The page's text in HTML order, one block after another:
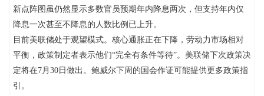
新点阵图虽仍然显示多数官员预期年内降息两次，但支持年内仅
降息一次甚至不降息的人数比例已上升。
目前美联储处于观望模式。核心通胀正在下降，劳动力市场相对
平衡，政策制定者表示他们“完全有条件等待”。美联储下次政策决
定将在7月30日做出。鲍威尔下周的国会作证可能提供更多政策指
引。